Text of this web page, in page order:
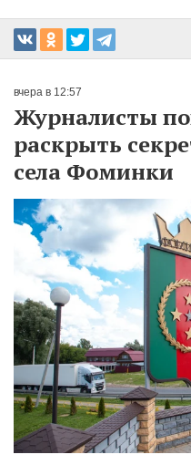
вчера в 12:57
Журналисты
раскрыть
села Фоминки